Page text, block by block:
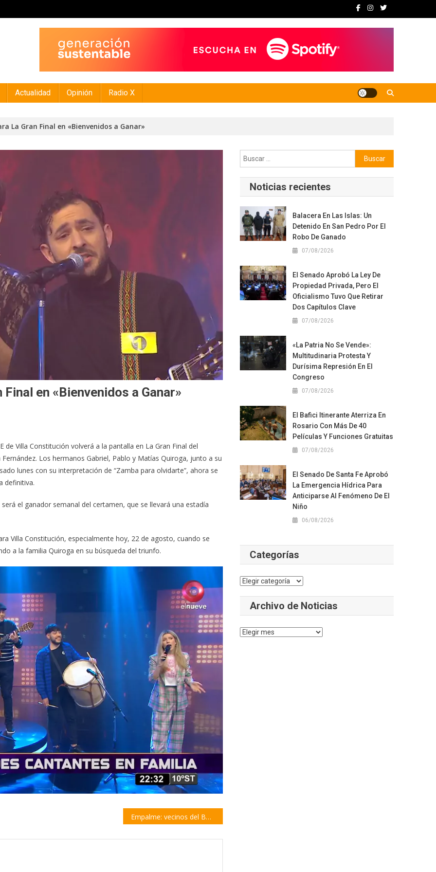
Actualidad Opinión Radio X
La Gran Final en «Bienvenidos a Ganar»
en «Bienvenidos a Ganar»
Villa Constitución volverá a la pantalla en La Gran Final del
Los hermanos Gabriel, Pablo y Matías Quiroga, junto a su
lunes con su interpretación de “Zamba para olvidarte”, ahora se
definitiva.
el ganador semanal del certamen, que se llevará una estadía
Villa Constitución, especialmente hoy, 22 de agosto, cuando se
a la familia Quiroga en su búsqueda del triunfo.
Empalme: vecinos del Barrio San Alberto exigen mayor seguridad y presencia policial
Buscar:
Noticias recientes
Balacera En Las Islas: Un
Detenido En San Pedro Por El
Robo De Ganado
07/08/2026
El Senado Aprobó La Ley De
Propiedad Privada, Pero El
Oficialismo Tuvo Que Retirar
Dos Capítulos Clave
07/08/2026
«La Patria No Se Vende»:
Multitudinaria Protesta Y
Durísima Represión En El
Congreso
07/08/2026
El Bafici Itinerante Aterriza En
Rosario Con Más De 40
Películas Y Funciones Gratuitas
07/08/2026
El Senado De Santa Fe Aprobó
La Emergencia Hídrica Para
Anticiparse Al Fenómeno De El
Niño
06/08/2026
Categorías
Categorías
Archivo de Noticias
Archivo